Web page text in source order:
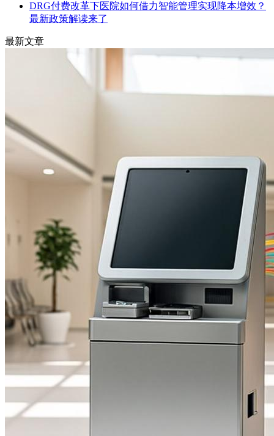
DRG付费改革下医院如何借力智能管理实现降本增效？
最新政策解读来了
最新文章